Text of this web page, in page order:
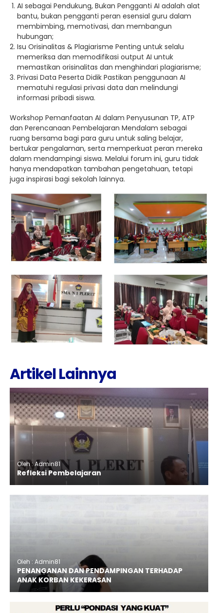
AI sebagai Pendukung, Bukan Pengganti AI adalah alat
bantu, bukan pengganti peran esensial guru dalam
membimbing, memotivasi, dan membangun
hubungan;
Isu Orisinalitas & Plagiarisme Penting untuk selalu
memeriksa dan memodifikasi output AI untuk
memastikan orisinalitas dan menghindari plagiarisme;
Privasi Data Peserta Didik Pastikan penggunaan AI
mematuhi regulasi privasi data dan melindungi
informasi pribadi siswa.
Workshop Pemanfaatan AI dalam Penyusunan TP, ATP
dan Perencanaan Pembelajaran Mendalam sebagai
ruang bersama bagi para guru untuk saling belajar,
bertukar pengalaman, serta memperkuat peran mereka
dalam mendampingi siswa. Melalui forum ini, guru tidak
hanya mendapatkan tambahan pengetahuan, tetapi
juga inspirasi bagi sekolah lainnya.
Artikel Lainnya
Oleh : Admin81
Refleksi Pembelajaran
Oleh : Admin81
PENANGANAN DAN PENDAMPINGAN TERHADAP
ANAK KORBAN KEKERASAN